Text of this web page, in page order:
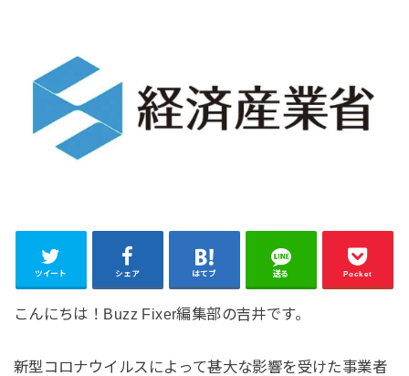
ツイート シェア はてブ 送る Pocket
こんにちは！Buzz Fixer編集部の吉井です。
新型コロナウイルスによって甚大な影響を受けた事業者